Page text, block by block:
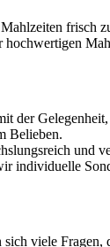
frisch
der
Belieben.
und
individuelle
viele